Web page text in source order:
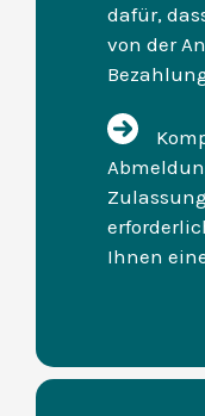
dafür,
von der
Ihnen